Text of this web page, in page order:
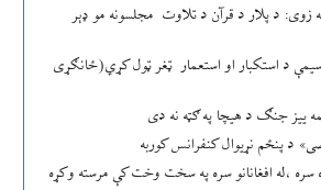
زوی: د پلار د قرآن د تلاوت مجلسونه مو ډېر
سیمې د استکبار او استعمار ټغر ټول کړي(ځانګړی
ییز جنګ د هیچا په ګټه نه دی
د پنځم نړیوال کنفرانس کوربه
سره ،له افغانانو سره په سخت وخت کې مرسته وکړه